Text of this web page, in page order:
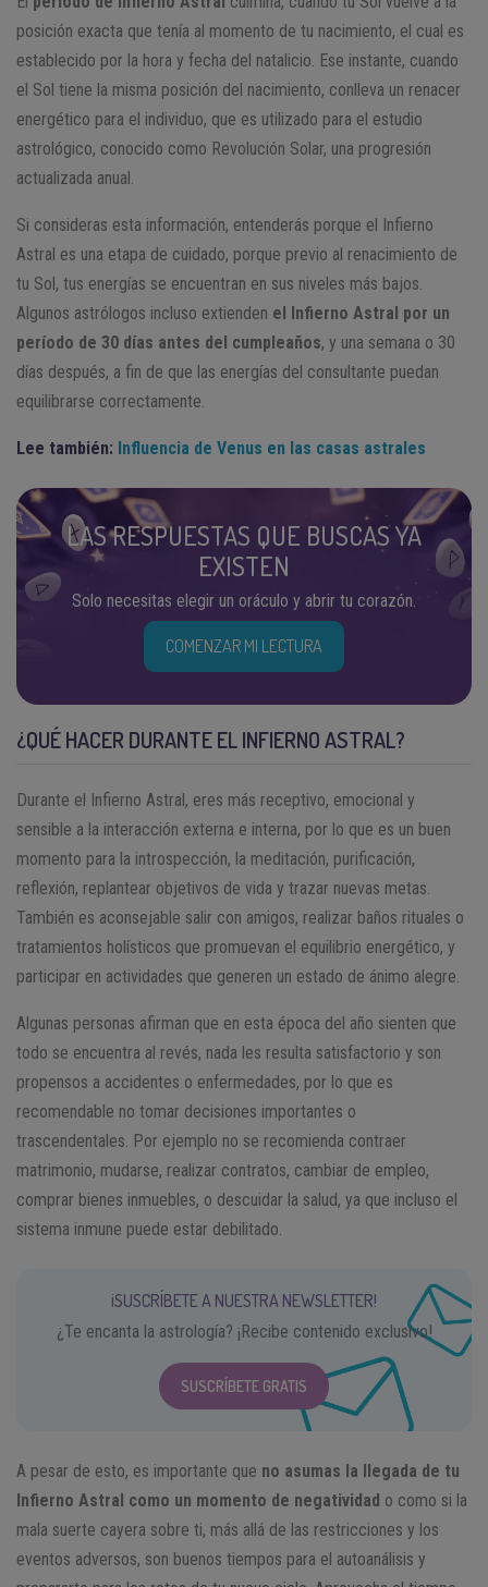
posición exacta que tenía al momento de tu nacimiento, el cual es
establecido por la hora y fecha del natalicio. Ese instante, cuando
el Sol tiene la misma posición del nacimiento, conlleva un renacer
energético para el individuo, que es utilizado para el estudio
astrológico, conocido como Revolución Solar, una progresión
actualizada anual.
Si consideras esta información, entenderás porque el Infierno
Astral es una etapa de cuidado, porque previo al renacimiento de
tu Sol, tus energías se encuentran en sus niveles más bajos.
Algunos astrólogos incluso extienden el Infierno Astral por un
período de 30 días antes del cumpleaños, y una semana o 30
días después, a fin de que las energías del consultante puedan
equilibrarse correctamente.
Lee también: Influencia de Venus en las casas astrales
LAS RESPUESTAS QUE BUSCAS YA
EXISTEN
Solo necesitas elegir un oráculo y abrir tu corazón.
COMENZAR MI LECTURA
¿QUÉ HACER DURANTE EL INFIERNO ASTRAL?
Durante el Infierno Astral, eres más receptivo, emocional y
sensible a la interacción externa e interna, por lo que es un buen
momento para la introspección, la meditación, purificación,
reflexión, replantear objetivos de vida y trazar nuevas metas.
También es aconsejable salir con amigos, realizar baños rituales o
tratamientos holísticos que promuevan el equilibrio energético, y
participar en actividades que generen un estado de ánimo alegre.
Algunas personas afirman que en esta época del año sienten que
todo se encuentra al revés, nada les resulta satisfactorio y son
propensos a accidentes o enfermedades, por lo que es
recomendable no tomar decisiones importantes o
trascendentales. Por ejemplo no se recomienda contraer
matrimonio, mudarse, realizar contratos, cambiar de empleo,
comprar bienes inmuebles, o descuidar la salud, ya que incluso el
sistema inmune puede estar debilitado.
¡SUSCRÍBETE A NUESTRA NEWSLETTER!
¿Te encanta la astrología? ¡Recibe contenido exclusivo!
SUSCRÍBETE GRATIS
A pesar de esto, es importante que no asumas la llegada de tu
Infierno Astral como un momento de negatividad o como si la
mala suerte cayera sobre ti, más allá de las restricciones y los
eventos adversos, son buenos tiempos para el autoanálisis y